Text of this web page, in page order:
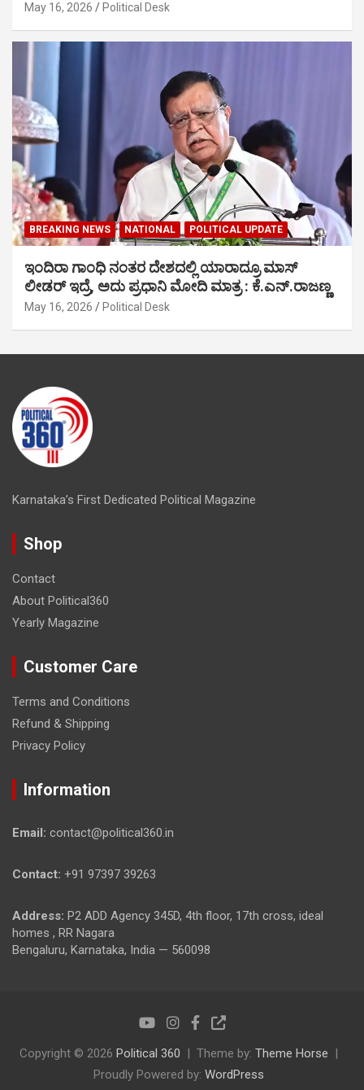
May 16, 2026 Political Desk
BREAKING NEWS NATIONAL POLITICAL UPDATE
ಇಂದಿರಾ ಗಾಂಧಿ ನಂತರ ದೇಶದಲ್ಲಿ ಯಾರಾದ್ರೂ ಮಾಸ್
ಲೀಡರ್ ಇದ್ರೆ, ಅದು ಪ್ರಧಾನಿ ಮೋದಿ ಮಾತ್ರ : ಕೆ.ಎನ್.ರಾಜಣ್ಣ
May 16, 2026 Political Desk
Karnataka’s First Dedicated Political Magazine
Shop
Contact
About Political360
Yearly Magazine
Customer Care
Terms and Conditions
Refund & Shipping
Privacy Policy
Information
Email: contact@political360.in
Contact: +91 97397 39263
Address: P2 ADD Agency 345D, 4th floor, 17th cross, ideal
homes , RR Nagara
Bengaluru, Karnataka, India — 560098
Copyright © 2026 Political 360 Theme by: Theme Horse
Proudly Powered by: WordPress